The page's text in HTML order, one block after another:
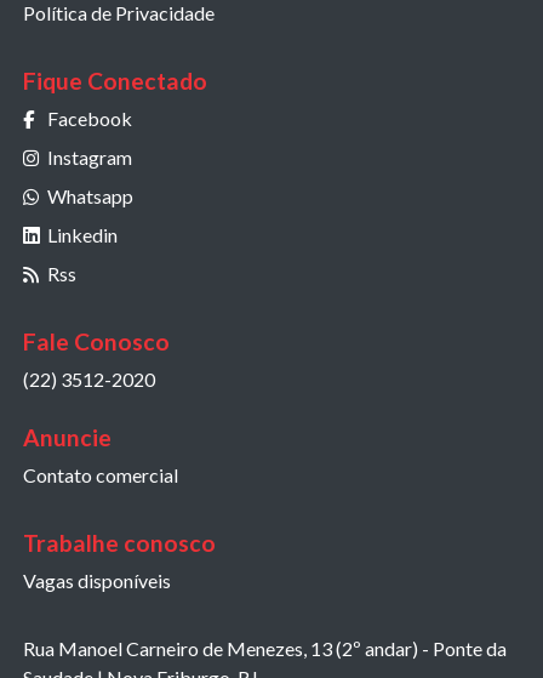
Política de Privacidade
Fique Conectado
Facebook
Instagram
Whatsapp
Linkedin
Rss
Fale Conosco
(22) 3512-2020
Anuncie
Contato comercial
Trabalhe conosco
Vagas disponíveis
Rua Manoel Carneiro de Menezes, 13 (2º andar) - Ponte da